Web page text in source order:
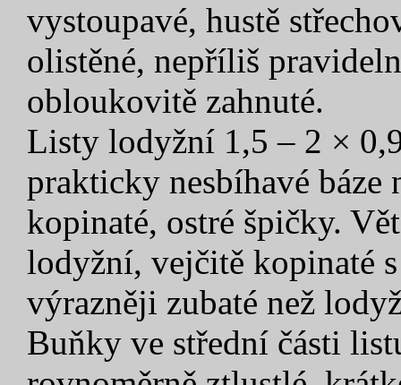
vystoupavé, hustě
olistěné, nepříliš
obloukovitě zahnuté.
Listy lodyžní 1,5 – 2 ×
prakticky nesbíhavé báze
kopinaté, ostré špičky.
lodyžní, vejčitě kopinaté
výrazněji zubaté než
Buňky ve střední části